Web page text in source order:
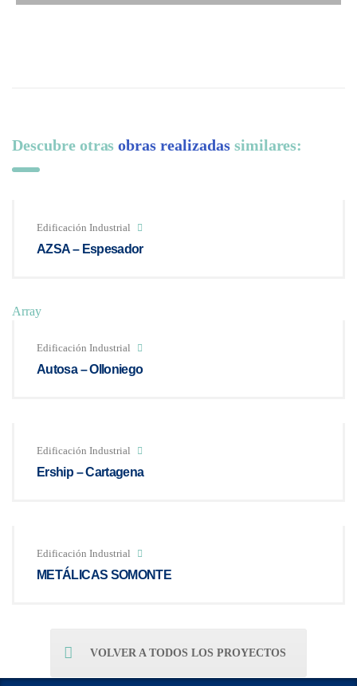
Descubre otrasobras realizadassimilares:
Edificación Industrial
AZSA – Espesador
Array
Edificación Industrial
Autosa – Olloniego
Edificación Industrial
Ership – Cartagena
Edificación Industrial
METÁLICAS SOMONTE
VOLVER A TODOS LOS PROYECTOS